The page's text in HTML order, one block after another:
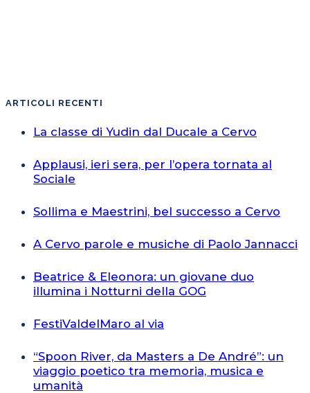
ARTICOLI RECENTI
La classe di Yudin dal Ducale a Cervo
Applausi, ieri sera, per l’opera tornata al
Sociale
Sollima e Maestrini, bel successo a Cervo
A Cervo parole e musiche di Paolo Jannacci
Beatrice & Eleonora: un giovane duo
illumina i Notturni della GOG
FestiValdelMaro al via
“Spoon River, da Masters a De André”: un
viaggio poetico tra memoria, musica e
umanità